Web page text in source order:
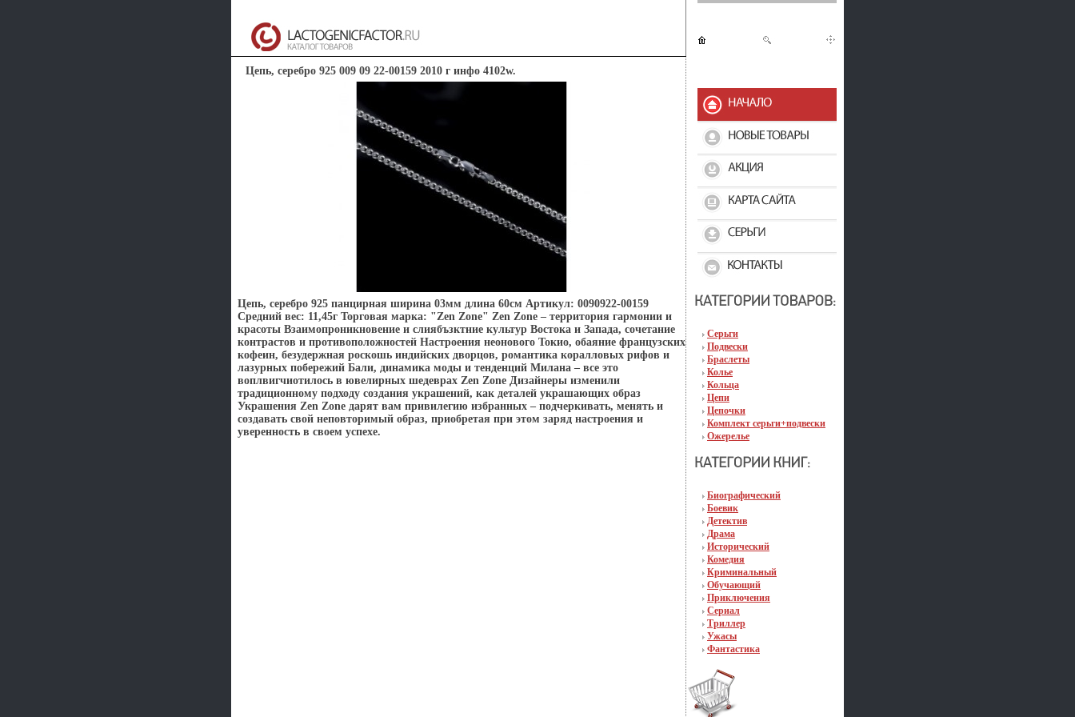
Серьги
Подвески
Браслеты
Колье
Кольца
Цепи
Цепочки
Комплект серьги+подвески
Ожерелье
Биографический
Боевик
Детектив
Драма
Исторический
Комедия
Криминальный
Обучающий
Приключения
Сериал
Триллер
Ужасы
Фантастика
Цепь, серебро 925 009 09 22-00159 2010 г инфо 4102w.
Цепь, серебро 925 панцирная ширина 03мм длина 60см Артикул: 0090922-00159
Средний вес: 11,45г Торговая марка: "Zen Zone" Zen Zone – территория гармонии и
красоты Взаимопроникновение и слиябъзктние культур Востока и Запада, сочетание
контрастов и противоположностей Настроения неонового Токио, обаяние французских
кофеин, безудержная роскошь индийских дворцов, романтика коралловых рифов и
лазурных побережий Бали, динамика моды и тенденций Милана – все это
воплвигчиотилось в ювелирных шедеврах Zen Zone Дизайнеры изменили
традиционному подходу создания украшений, как деталей украшающих образ
Украшения Zen Zone дарят вам привилегию избранных – подчеркивать, менять и
создавать свой неповторимый образ, приобретая при этом заряд настроения и
уверенность в своем успехе.